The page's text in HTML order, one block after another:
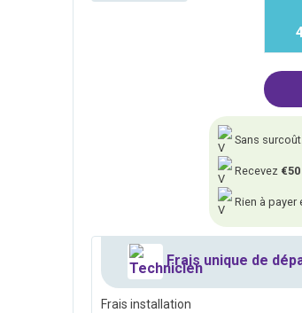
Sans
Recevez
Rien à payer
Frais unique de
Frais installation